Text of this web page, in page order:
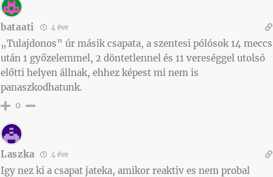
bataati 4 éve
„Tulajdonos” úr másik csapata, a szentesi pólósok 14 meccs
után 1 győzelemmel, 2 döntetlennel és 11 vereséggel utolsó
előtti helyen állnak, ehhez képest mi nem is
panaszkodhatunk.
0
Laszka 4 éve
Igy nez ki a csapat jateka, amikor reaktiv es nem probal